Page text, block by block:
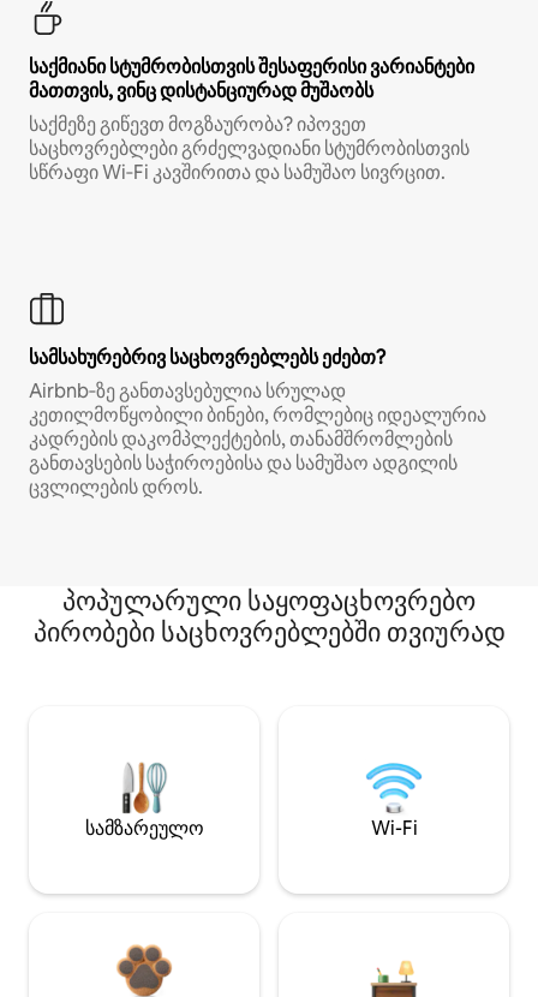
საქმიანი სტუმრობისთვის შესაფერისი ვარიანტები
მათთვის, ვინც დისტანციურად მუშაობს
საქმეზე გიწევთ მოგზაურობა? იპოვეთ
საცხოვრებლები გრძელვადიანი სტუმრობისთვის
სწრაფი Wi‑Fi კავშირითა და სამუშაო სივრცით.
სამსახურებრივ საცხოვრებლებს ეძებთ?
Airbnb‑ზე განთავსებულია სრულად
კეთილმოწყობილი ბინები, რომლებიც იდეალურია
კადრების დაკომპლექტების, თანამშრომლების
განთავსების საჭიროებისა და სამუშაო ადგილის
ცვლილების დროს.
პოპულარული საყოფაცხოვრებო
პირობები საცხოვრებლებში თვიურად
სამზარეულო Wi-Fi